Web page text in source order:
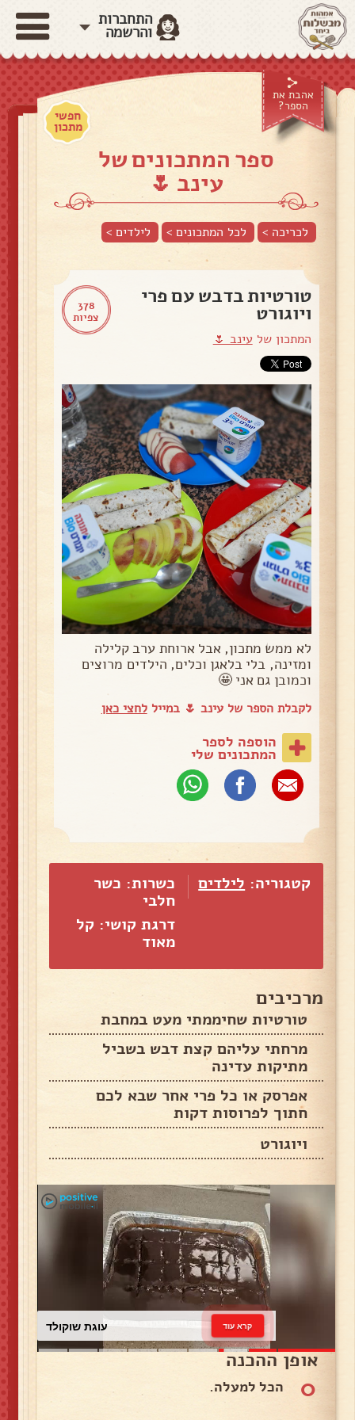
התחברות
והרשמה
אהבת את
הספר?
חפשי
מתכון
ספר המתכונים של
עינב 🌷
לכריכה > לכל המתכונים > לילדים>
378
צפיות
טורטיות בדבש עם פרי
ויוגורט
המתכון שלעינב 🌷
לא ממש מתכון, אבל ארוחת ערב קלילה
ומזינה, בלי בלאגן וכלים, הילדים מרוצים
וכמובן גם אני 🤩
לקבלת הספר של עינב 🌷 במייללחצי כאן
הוספה לספר
המתכונים שלי
קטגוריה: לילדים
כשרות: כשר
חלבי
דרגת קושי: קל
מאוד
מרכיבים
טורטיות שחיממתי מעט במחבת
מרחתי עליהם קצת דבש בשביל
מתיקות עדינה
אפרסק או כל פרי אחר שבא לכם
חתוך לפרוסות דקות
ויוגורט
עוגת שוקולד קרא עוד
אופן ההכנה
0 הכל למעלה.